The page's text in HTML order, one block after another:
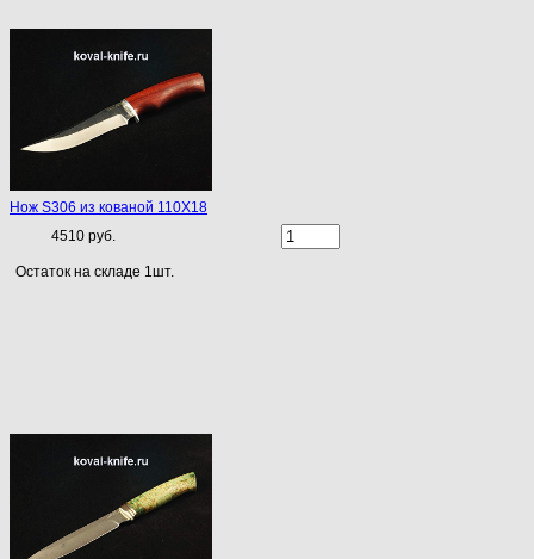
Нож S306 из кованой 110Х18
4510 руб.
Остаток на складе 1шт.